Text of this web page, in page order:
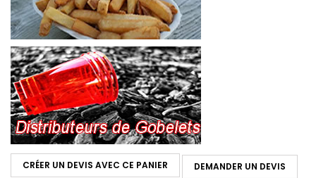
CRÉER UN DEVIS AVEC CE PANIER DEMANDER UN DEVIS